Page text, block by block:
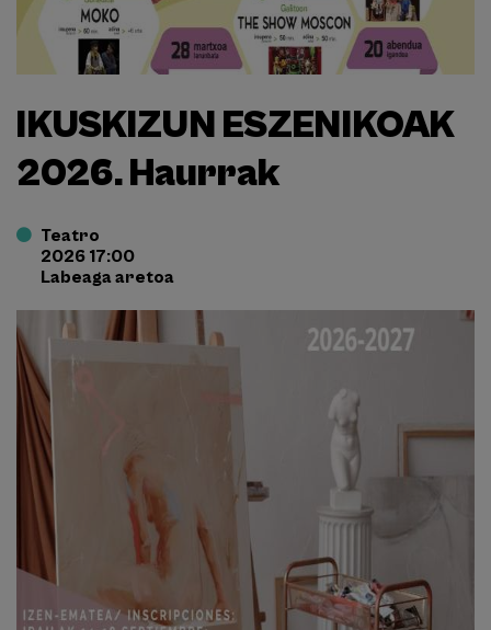
IKUSKIZUN ESZENIKOAK
2026. Haurrak
Teatro
2026 17:00
Labeaga aretoa